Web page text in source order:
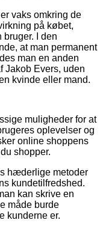
vaks omkring de
på købet,
I den
at man permanent
man en anden
Jakob Evers, uden
kvinde eller mand.
muligheder for at
oplevelser og
online shoppens
shopper.
hæderlige metoder
kundetilfredshed.
kan skrive en
måde burde
kunderne er.